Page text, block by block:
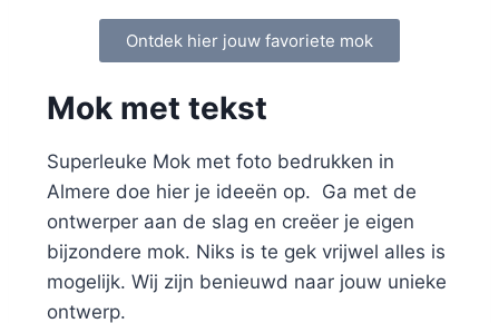
Ontdek hier jouw favoriete mok
Mok met tekst
Superleuke Mok met foto bedrukken in
Almere doe hier je ideeën op. Ga met de
ontwerper aan de slag en creëer je eigen
bijzondere mok. Niks is te gek vrijwel alles is
mogelijk. Wij zijn benieuwd naar jouw unieke
ontwerp.